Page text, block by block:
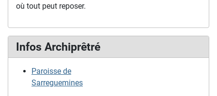
où tout peut reposer.
Infos Archiprêtré
Paroisse de
Sarreguemines